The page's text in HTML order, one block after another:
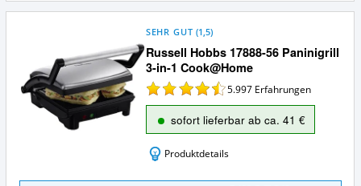
Russell Hobbs 17888-56 Paninigrill
3-in-1 Cook@Home
SEHR GUT (1,5)
5.997 Erfahrungen
sofort lieferbar ab ca. 41 €
Produktdetails